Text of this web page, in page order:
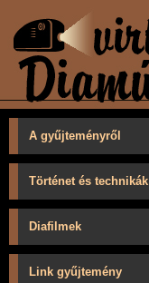
A gyűjteményről
Történet és technikák
Diafilmek
Link gyűjtemény